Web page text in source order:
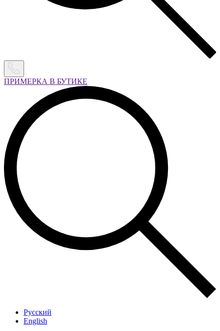
ПРИМЕРКА В БУТИКЕ
Русский
English